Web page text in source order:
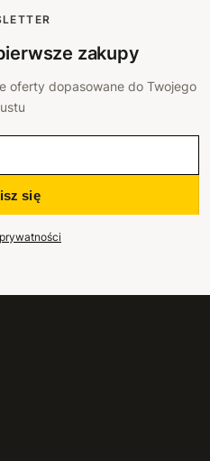
zakupy
oferty dopasowane do Twojego
się